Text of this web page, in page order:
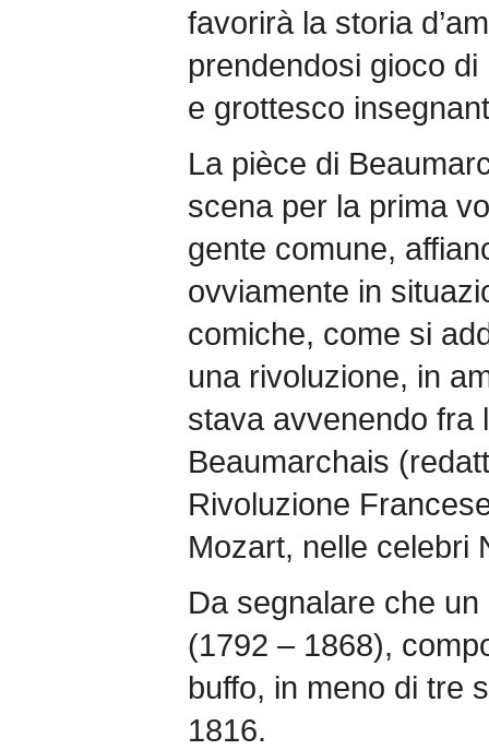
favorirà la storia
prendendosi gioco
e grottesco
La pièce di
scena per la prima
gente comune,
ovviamente in
comiche, come si
una rivoluzione, in
stava avvenendo fra
Beaumarchais
Rivoluzione
Mozart, nelle celebri
Da segnalare che
(1792 – 1868),
buffo, in meno di tre
1816.